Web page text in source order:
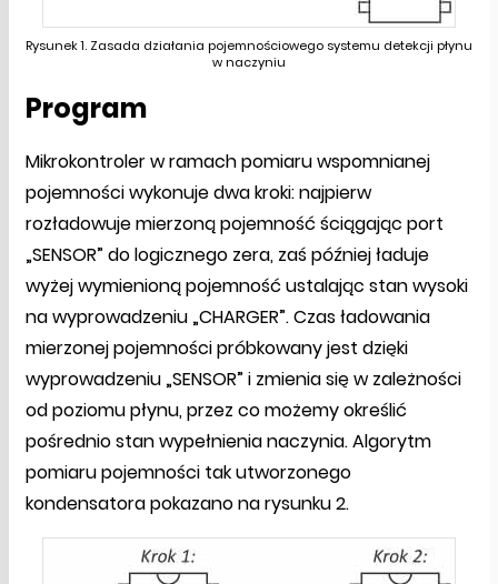
Rysunek 1. Zasada działania pojemnościowego systemu detekcji płynu
w naczyniu
Program
Mikrokontroler w ramach pomiaru wspomnianej
pojemności wykonuje dwa kroki: najpierw
rozładowuje mierzoną pojemność ściągając port
„SENSOR” do logicznego zera, zaś później ładuje
wyżej wymienioną pojemność ustalając stan wysoki
na wyprowadzeniu „CHARGER”. Czas ładowania
mierzonej pojemności próbkowany jest dzięki
wyprowadzeniu „SENSOR” i zmienia się w zależności
od poziomu płynu, przez co możemy określić
pośrednio stan wypełnienia naczynia. Algorytm
pomiaru pojemności tak utworzonego
kondensatora pokazano na rysunku 2.